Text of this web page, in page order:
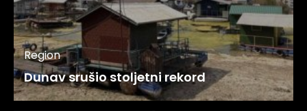
Region
Dunav srušio stoljetni rekord